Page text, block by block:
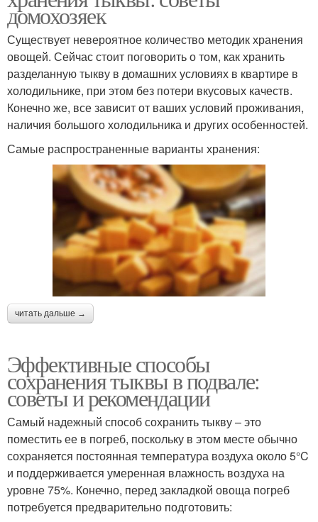
домохозяек
Существует невероятное количество методик хранения
овощей. Сейчас стоит поговорить о том, как хранить
разделанную тыкву в домашних условиях в квартире в
холодильнике, при этом без потери вкусовых качеств.
Конечно же, все зависит от ваших условий проживания,
наличия большого холодильника и других особенностей.
Самые распространенные варианты хранения:
читать дальше →
Эффективные способы
сохранения тыквы в подвале:
советы и рекомендации
Самый надежный способ сохранить тыкву – это
поместить ее в погреб, поскольку в этом месте обычно
сохраняется постоянная температура воздуха около 5°C
и поддерживается умеренная влажность воздуха на
уровне 75%. Конечно, перед закладкой овоща погреб
потребуется предварительно подготовить: